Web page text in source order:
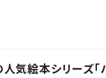
気絵本シリーズ「